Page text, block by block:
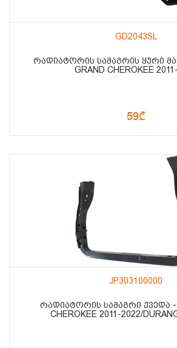
GD2043SL
ᲠᲐᲓᲘᲐᲢᲝᲠᲘᲡ ᲡᲐᲛᲐᲒᲠᲘᲡ ᲧᲣᲠᲘ
GRAND CHEROKEE
59₾
JP303100000
ᲠᲐᲓᲘᲐᲢᲝᲠᲘᲡ ᲡᲐᲛᲐᲒᲠᲘ ᲥᲕᲔᲓᲐ -
CHEROKEE 2011-2022/